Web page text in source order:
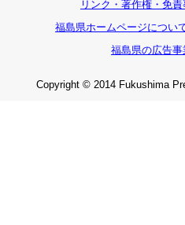
リンク・著作権・免
福島県ホームページについ
福島県の広告
Copyright © 2014 Fukushima